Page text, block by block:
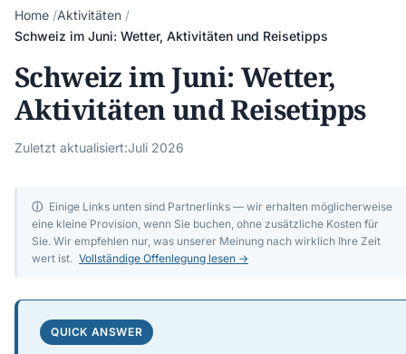
Home Aktivitäten
Schweiz im Juni: Wetter, Aktivitäten und Reisetipps
Schweiz im Juni: Wetter,
Aktivitäten und Reisetipps
Zuletzt aktualisiert:Juli 2026
ⓘ Einige Links unten sind Partnerlinks — wir erhalten möglicherweise
eine kleine Provision, wenn Sie buchen, ohne zusätzliche Kosten für
Sie. Wir empfehlen nur, was unserer Meinung nach wirklich Ihre Zeit
wert ist. Vollständige Offenlegung lesen →
QUICK ANSWER